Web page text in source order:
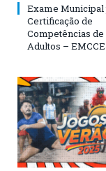
Exame Municipal
Certificação de
Competências
Adultos –